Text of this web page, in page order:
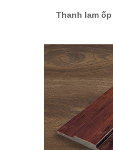
Thanh lam